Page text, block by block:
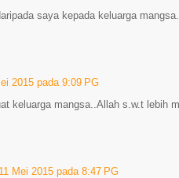
saya kepada keluarga
2015 pada 9:09 PG
keluarga mangsa..Allah s.w.t lebih
11 Mei 2015 pada 8:47 PG